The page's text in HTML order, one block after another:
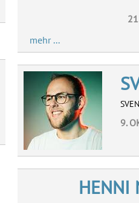
mehr ...
9.
HENNI